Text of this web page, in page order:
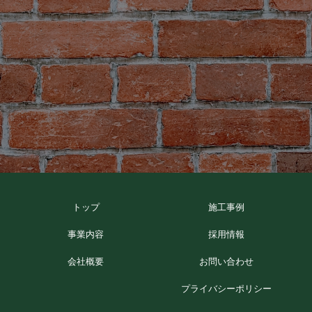
トップ
事業内容
会社概要
施工事例
採用情報
お問い合わせ
プライバシーポリシー